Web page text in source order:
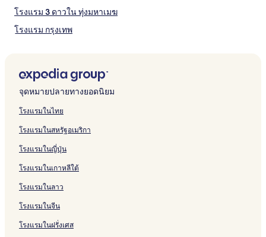
โรงแรม 3 ดาวใน ทุ่งมหาเมฆ
โรงแรม กรุงเทพ
โรงแรมมีห้องครัวใน คลองเตย
โรงแรมหรูใน กรุงเทพ
โรงแรมใกล้ ศูนย์ประชุมแห่งชาติสิริกิตติ์
โรงแรมใกล้ สถานีเซนต์หลุยส์
โรงแรมใกล้ ตลาดละลายทรัพย์
โรงแรมมีฟิตเนสใน กรุงเทพ
โรงแรมใกล้ โรงพยาบาลพระมงกุฎเกล้า
จุดหมายปลายทางยอดนิยม
โรงแรมในไทย
โรงแรมในสหรัฐอเมริกา
โรงแรมในญี่ปุ่น
โรงแรมในเกาหลีใต้
โรงแรมในลาว
โรงแรมในจีน
โรงแรมในฝรั่งเศส